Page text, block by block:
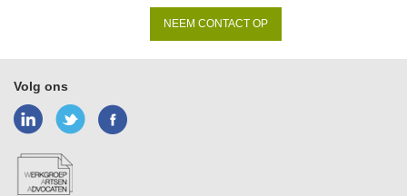
NEEM CONTACT OP
Volg ons